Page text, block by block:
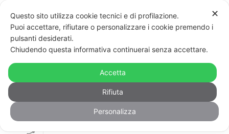
ARCHIVIO
✕
Questo sito utilizza cookie tecnici e di profilazione.
Puoi accettare, rifiutare o personalizzare i cookie premendo i
pulsanti desiderati.
Chiudendo questa informativa continuerai senza accettare.
Accetta
Rifiuta
Personalizza